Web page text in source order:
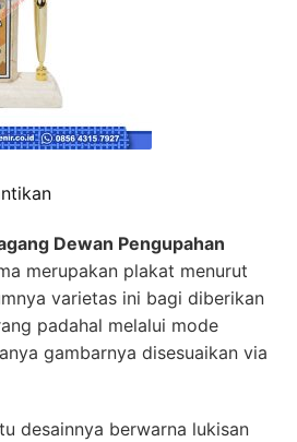
Dewan Pengupahan
merupakan plakat menurut
varietas ini bagi diberikan
padahal melalui mode
gambarnya disesuaikan via
desainnya berwarna lukisan